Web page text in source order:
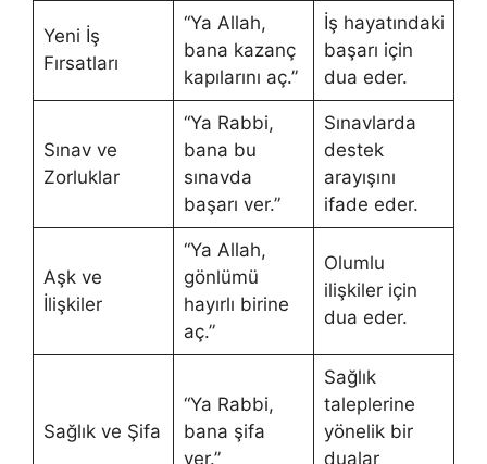
Yeni İş
Fırsatları
“Ya Allah,
bana kazanç
kapılarını aç.”
İş hayatındaki
başarı için
dua eder.
Sınav ve
Zorluklar
“Ya Rabbi,
bana bu
sınavda
başarı ver.”
Sınavlarda
destek
arayışını
ifade eder.
Aşk ve
İlişkiler
“Ya Allah,
gönlümü
hayırlı birine
aç.”
Olumlu
ilişkiler için
dua eder.
Sağlık ve Şifa
“Ya Rabbi,
bana şifa
ver.”
Sağlık
taleplerine
yönelik bir
dualar